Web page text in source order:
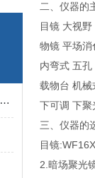
倒置生物显微镜在细胞培养中的优势分析
二、仪器的
目镜 大视
物镜 平场
内弯式 五孔
载物台 机
下可调 下
三、仪器的
目镜
2.暗场聚光